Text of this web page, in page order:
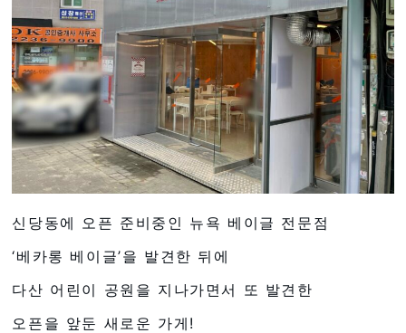
신당동에 오픈 준비중인 뉴욕 베이글 전문점
‘베카롱 베이글’을 발견한 뒤에
다산 어린이 공원을 지나가면서 또 발견한
오픈을 앞둔 새로운 가게!